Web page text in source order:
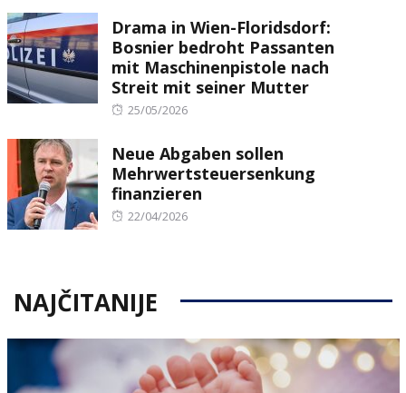
Drama in Wien-Floridsdorf:
Bosnier bedroht Passanten
mit Maschinenpistole nach
Streit mit seiner Mutter
Posted
25/05/2026
Neue Abgaben sollen
Mehrwertsteuersenkung
finanzieren
Posted
22/04/2026
NAJČITANIJE